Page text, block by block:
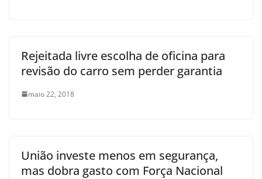
Rejeitada livre escolha de oficina para
revisão do carro sem perder garantia
maio 22, 2018
União investe menos em segurança,
mas dobra gasto com Força Nacional